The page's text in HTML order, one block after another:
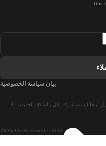
إلى مدريد
برشلونة
Unit
All Rights Reserved © 2026
نينجا ليست شركة نقل بالسكك الحديدية ولا
بيان سياسة الخصوصية